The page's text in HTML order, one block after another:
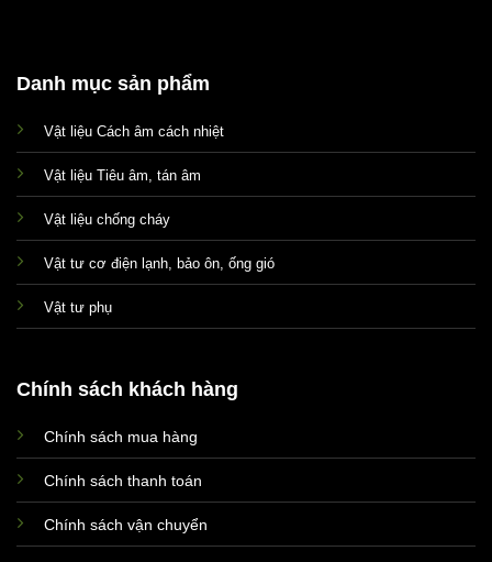
Danh mục sản phẩm
Vật liệu Cách âm cách nhiệt
Vật liệu Tiêu âm, tán âm
Vật liệu chống cháy
Vật tư cơ điện lạnh, bảo ôn, ống gió
Vật tư phụ
Chính sách khách hàng
Chính sách mua hàng
Chính sách thanh toán
Chính sách vận chuyển
viên tư vấn của Remak